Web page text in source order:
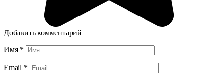
Добавить комментарий
Имя *
Email *